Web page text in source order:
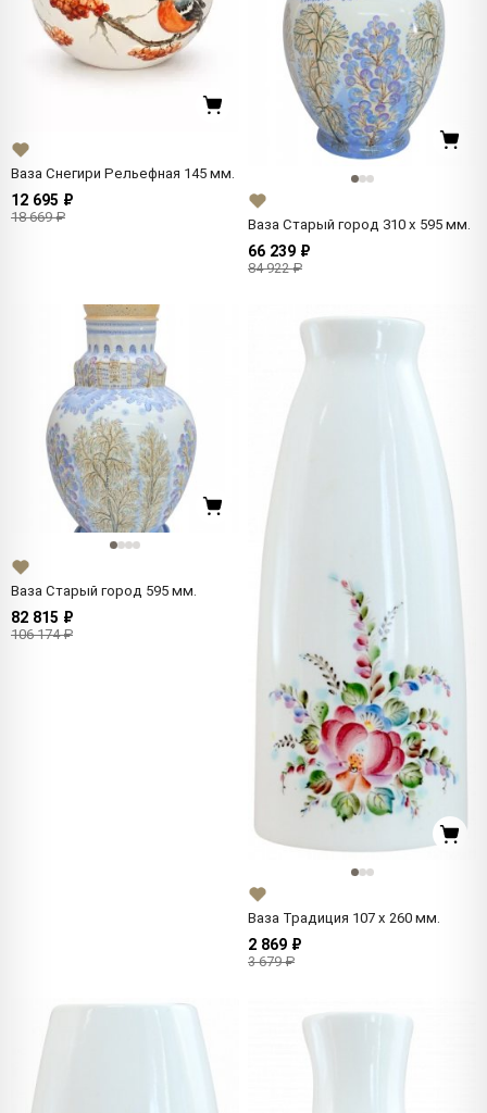
Ваза Снегири Рельефная 145 мм.
12 695 ₽
18 669 ₽ Ваза Старый город 310 x 595 мм.
66 239 ₽
84 922 ₽
Ваза Старый город 595 мм.
82 815 ₽
106 174 ₽
Ваза Традиция 107 x 260 мм.
2 869 ₽
3 679 ₽